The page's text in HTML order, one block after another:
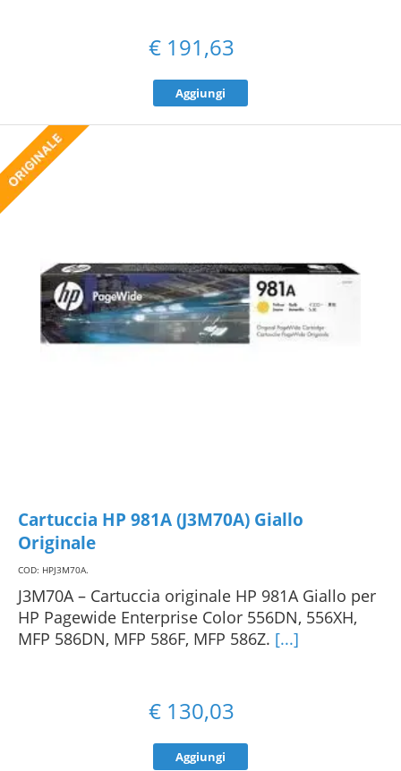
€ 191,63
Aggiungi
Cartuccia HP 981A (J3M70A) Giallo
Originale
COD: HPJ3M70A.
J3M70A – Cartuccia originale HP 981A Giallo per
HP Pagewide Enterprise Color 556DN, 556XH,
MFP 586DN, MFP 586F, MFP 586Z. [...]
€ 130,03
Aggiungi